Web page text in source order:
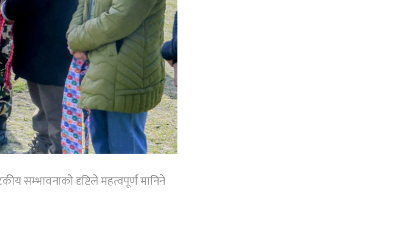
सम्भावनाको दृष्टिले महत्वपूर्ण मानिने